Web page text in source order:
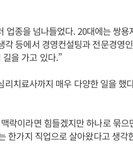
업종을 넘나들었다. 20대에는 쌍용
등에서 경영컨설팅과 전문경영
을 가고 있다.”
치료사까지 매우 다양한 일을 했
락이라면 힘들겠지만 하나로 묶으
한가지 직업으로 살아왔다고 생각